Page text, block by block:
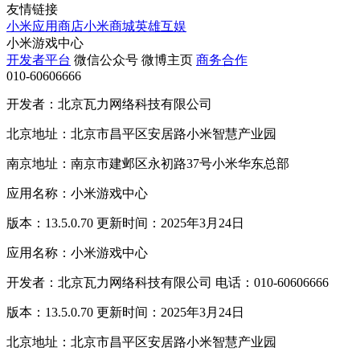
友情链接
小米应用商店小米商城英雄互娱
小米游戏中心
开发者平台 微信公众号 微博主页 商务合作
010-60606666
开发者：北京瓦力网络科技有限公司
北京地址：北京市昌平区安居路小米智慧产业园
南京地址：南京市建邺区永初路37号小米华东总部
应用名称：小米游戏中心
版本：13.5.0.70 更新时间：2025年3月24日
应用名称：小米游戏中心
开发者：北京瓦力网络科技有限公司 电话：010-60606666
版本：13.5.0.70 更新时间：2025年3月24日
北京地址：北京市昌平区安居路小米智慧产业园